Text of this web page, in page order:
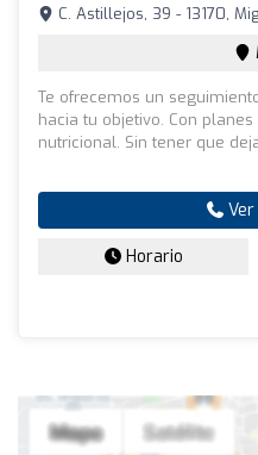
C. Astillejos, 39 - 13170,
Te ofrecemos un
hacia tu objetivo. Con
nutricional. Sin tener que
Horario